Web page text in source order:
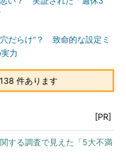
だらけ”？ 致命的な設定ミ
力
件あります
[PR]
する調査で見えた「5大不満